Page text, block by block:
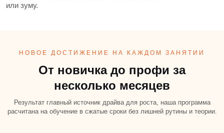
или зуму.
НОВОЕ ДОСТИЖЕНИЕ НА КАЖДОМ ЗАНЯТИИ
От новичка до профи за
несколько месяцев
Результат главный источник драйва для роста, наша программа
расчитана на обучение в сжатые сроки без лишней рутины и теории.